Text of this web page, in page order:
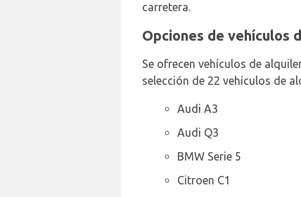
carretera.
Opciones de vehículos
Se ofrecen vehículos de
selección de 22 vehículos de
Audi A3
Audi Q3
BMW Serie 5
Citroen C1